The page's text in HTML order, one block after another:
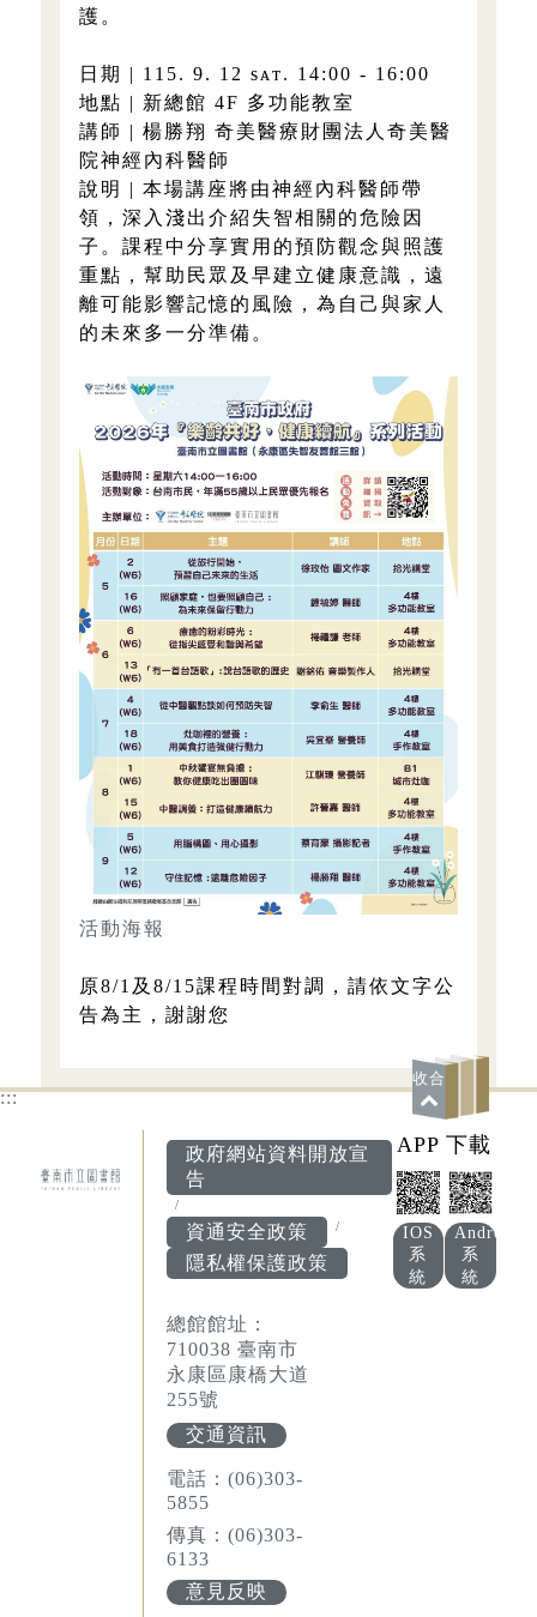
護。
日期 | 115. 9. 12 sᴀᴛ. 14:00 - 16:00
地點 | 新總館 4F 多功能教室
講師 | 楊勝翔 奇美醫療財團法人奇美醫
院神經內科醫師
說明 | 本場講座將由神經內科醫師帶
領，深入淺出介紹失智相關的危險因
子。課程中分享實用的預防觀念與照護
重點，幫助民眾及早建立健康意識，遠
離可能影響記憶的風險，為自己與家人
的未來多一分準備。
活動海報
原8/1及8/15課程時間對調，請依文字公
告為主，謝謝您
:::
收合
政府網站資料開放宣
告
資通安全政策
隱私權保護政策
總館館址：
710038 臺南市
永康區康橋大道
255號
交通資訊
電話：(06)303-
5855
傳真：(06)303-
6133
意見反映
APP 下載
IOS
系
統
Android
系
統